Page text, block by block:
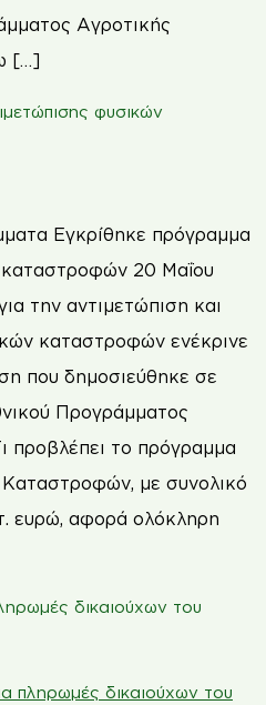
Αγροτικής
[…]
φυσικών
Εγκρίθηκε πρόγραμμα
20 Μαΐου
την αντιμετώπιση και
καταστροφών ενέκρινε
που δημοσιεύθηκε σε
Προγράμματος
προβλέπει το πρόγραμμα
με συνολικό
ευρώ, αφορά ολόκληρη
δικαιούχων του